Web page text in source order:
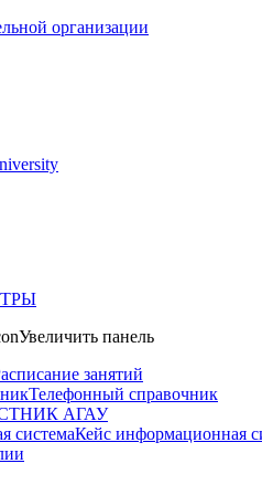
организации
Увеличить панель
занятий
Телефонный справочник
АГАУ
Кейс информационная